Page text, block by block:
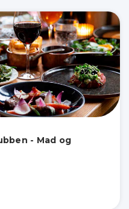
- Mad og